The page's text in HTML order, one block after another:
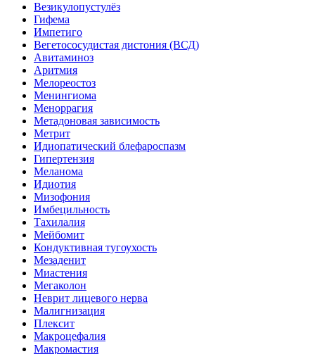
Везикулопустулёз
Гифема
Импетиго
Вегетососудистая дистония (ВСД)
Авитаминоз
Аритмия
Мелореостоз
Менингиома
Меноррагия
Метадоновая зависимость
Метрит
Идиопатический блефароспазм
Гипертензия
Меланома
Идиотия
Мизофония
Имбецильность
Тахилалия
Мейбомит
Кондуктивная тугоухость
Мезаденит
Миастения
Мегаколон
Неврит лицевого нерва
Малигнизация
Плексит
Макроцефалия
Макромастия